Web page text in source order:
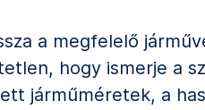
a megfelelő
hogy ismerje a
járműméretek, a